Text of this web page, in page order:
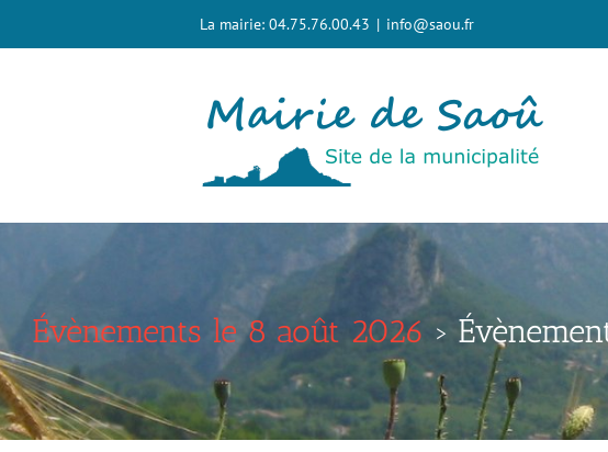
La mairie: 04.75.76.00.43 | info@saou.fr
Évènements le 8 août 2026 ›